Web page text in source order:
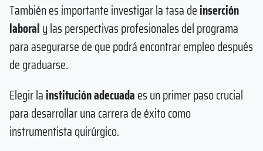
También es importante investigar la tasa deinserción
laboraly las perspectivas profesionales del programa
para asegurarse de que podrá encontrar empleo después
de graduarse.
Elegir lainstitución adecuadaes un primer paso crucial
para desarrollar una carrera de éxito como
instrumentista quirúrgico.